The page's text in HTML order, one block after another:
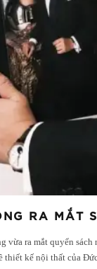
RA MẮT
vừa ra mắt quyển
thiết kế nội thất của